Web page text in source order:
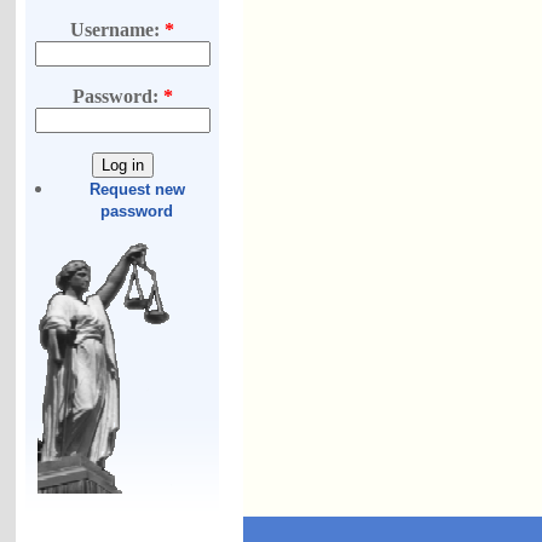
Username:*
Password: *
Request new
password